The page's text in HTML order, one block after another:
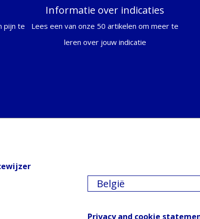
pijn te
Informatie over indicaties
Lees een van onze 50 artikelen om meer te
leren over jouw indicatie
België
Privacy and cookie